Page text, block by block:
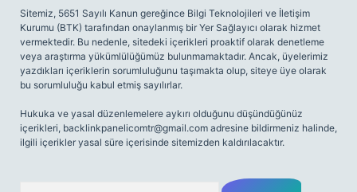
Sitemiz, 5651 Sayılı Kanun gereğince Bilgi Teknolojileri ve İletişim
Kurumu (BTK) tarafından onaylanmış bir Yer Sağlayıcı olarak hizmet
vermektedir. Bu nedenle, sitedeki içerikleri proaktif olarak denetleme
veya araştırma yükümlülüğümüz bulunmamaktadır. Ancak, üyelerimiz
yazdıkları içeriklerin sorumluluğunu taşımakta olup, siteye üye olarak
bu sorumluluğu kabul etmiş sayılırlar.
Hukuka ve yasal düzenlemelere aykırı olduğunu düşündüğünüz
içerikleri, backlinkpanelicomtr@gmail.com adresine bildirmeniz halinde,
ilgili içerikler yasal süre içerisinde sitemizden kaldırılacaktır.